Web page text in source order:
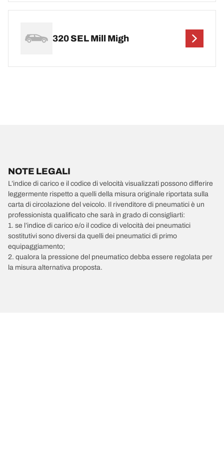
320 SEL Mill Migh
NOTE LEGALI
L’indice di carico e il codice di velocità visualizzati possono differire
leggermente rispetto a quelli della misura originale riportata sulla
carta di circolazione del veicolo. Il rivenditore di pneumatici è un
professionista qualificato che sarà in grado di consigliarti:
1. se l’indice di carico e/o il codice di velocità dei pneumatici
sostitutivi sono diversi da quelli dei pneumatici di primo
equipaggiamento;
2. qualora la pressione del pneumatico debba essere regolata per
la misura alternativa proposta.